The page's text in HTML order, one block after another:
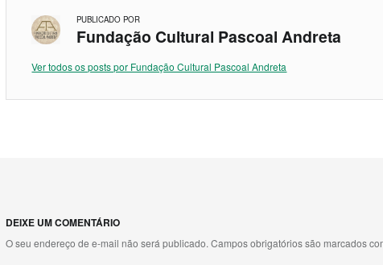
PUBLICADO POR
Fundação Cultural Pascoal Andreta
Ver todos os posts por Fundação Cultural Pascoal Andreta
Skip back to main navigation
DEIXE UM COMENTÁRIO
O seu endereço de e-mail não será publicado. Campos obrigatórios são marcados